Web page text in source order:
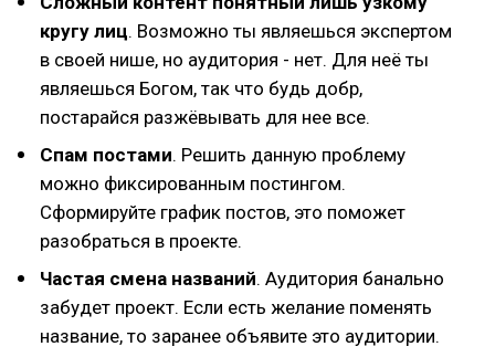
кругу лиц. Возможно ты являешься экспертом
в своей нише, но аудитория - нет. Для неё ты
являешься Богом, так что будь добр,
постарайся разжёвывать для нее все.
Спам постами. Решить данную проблему
можно фиксированным постингом.
Сформируйте график постов, это поможет
разобраться в проекте.
Частая смена названий. Аудитория банально
забудет проект. Если есть желание поменять
название, то заранее объявите это аудитории.